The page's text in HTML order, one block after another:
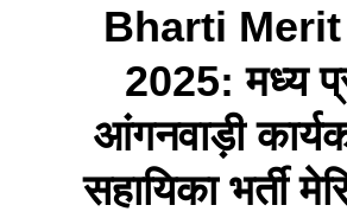
Bharti
2025: मध्य
आंगनवाड़ी
सहायिका भर्ती